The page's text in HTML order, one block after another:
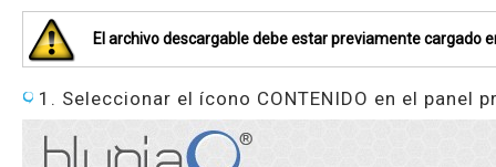
El archivo descargable debe estar previamente cargado
1. Seleccionar el ícono CONTENIDO en el panel